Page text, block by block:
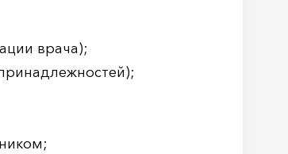
врача);